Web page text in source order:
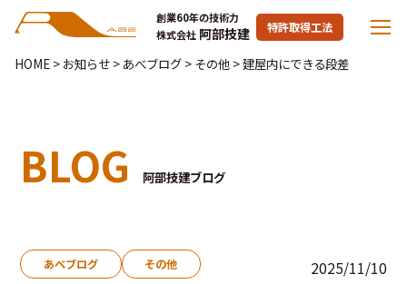
創業60年の技術力
株式会社 阿部技建 特許取得工法
HOME> お知らせ> あべブログ> その他>建屋内にできる段差
BLOG 阿部技建ブログ
あべブログ その他 2025/11/10